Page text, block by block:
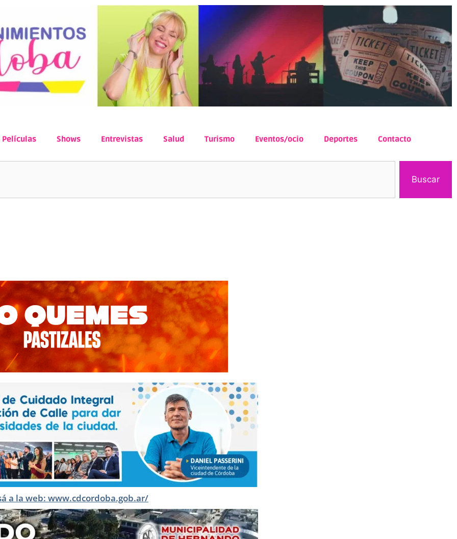
Películas Shows Entrevistas Salud Turismo Eventos/ocio Deportes Contacto
Buscar
a la web: www.cdcordoba.gob.ar/